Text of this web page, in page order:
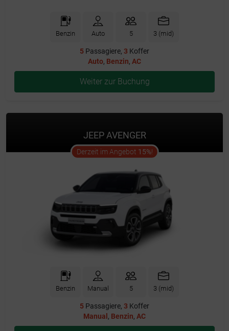
Benzin Auto 5 3 (mid)
5 Passagiere, 3 Koffer
Auto, Benzin, AC
Weiter zur Buchung
JEEP AVENGER
Derzeit im Angebot 15%!offer
Benzin Manual 5 3 (mid)
5 Passagiere, 3 Koffer
Manual , Benzin, AC